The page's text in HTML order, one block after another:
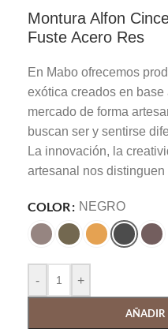
Montura Alfon
Fuste Acero Res
En Mabo ofrecemos
exótica creados en base
mercado de forma
buscan ser y sentirse
La innovación, la
artesanal nos
COLOR NEGRO
- +
AÑADIR